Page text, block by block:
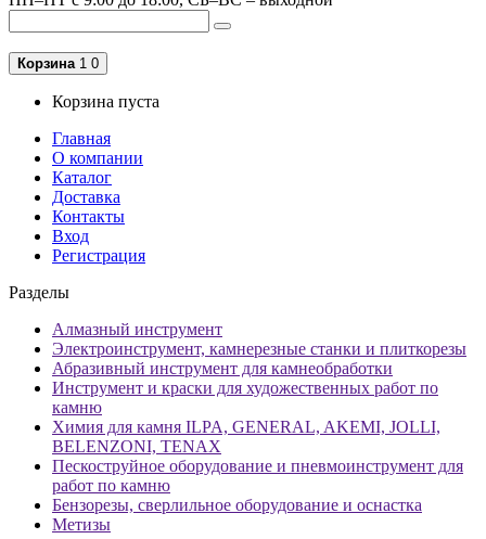
Корзина 1 0
Корзина пуста
Главная
О компании
Каталог
Доставка
Контакты
Вход
Регистрация
Разделы
Алмазный инструмент
Электроинструмент, камнерезные станки и плиткорезы
Абразивный инструмент для камнеобработки
Инструмент и краски для художественных работ по
камню
Химия для камня ILPA, GENERAL, AKEMI, JOLLI,
BELENZONI, TENAX
Пескоструйное оборудование и пневмоинструмент для
работ по камню
Бензорезы, сверлильное оборудование и оснастка
Метизы